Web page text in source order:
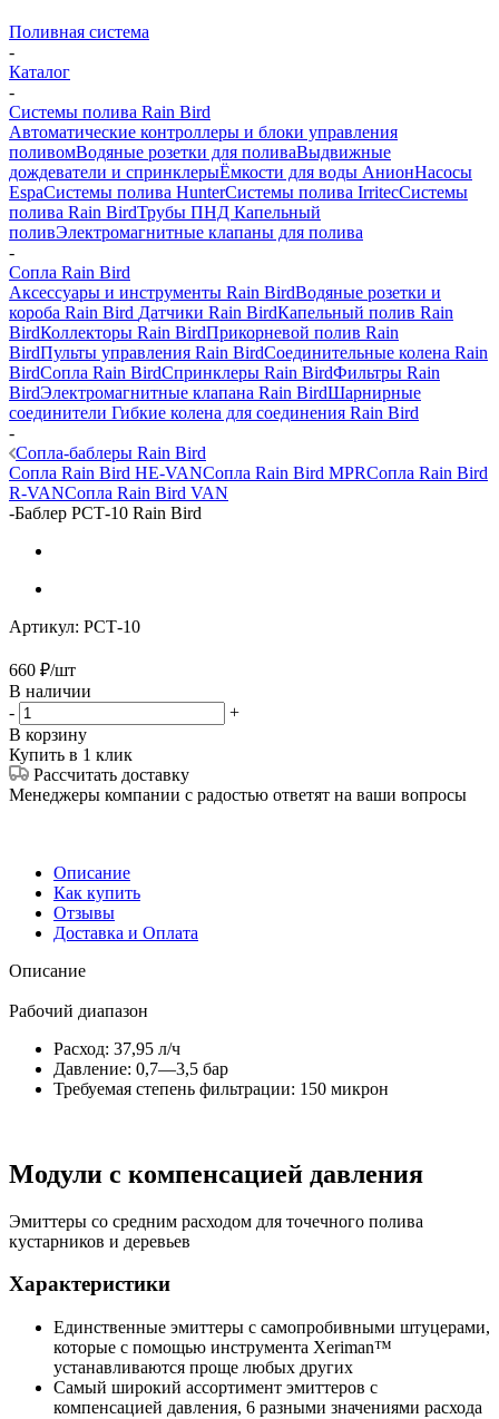
Поливная система
-
Каталог
-
Системы полива Rain Bird
Автоматические контроллеры и блоки управления
поливомВодяные розетки для поливаВыдвижные
дождеватели и спринклерыЁмкости для воды АнионНасосы
EspaСистемы полива HunterСистемы полива IrritecСистемы
полива Rain BirdТрубы ПНД Капельный
поливЭлектромагнитные клапаны для полива
-
Сопла Rain Bird
Аксессуары и инструменты Rain BirdВодяные розетки и
короба Rain Bird Датчики Rain BirdКапельный полив Rain
BirdКоллекторы Rain BirdПрикорневой полив Rain
BirdПульты управления Rain BirdСоединительные колена Rain
BirdСопла Rain BirdСпринклеры Rain BirdФильтры Rain
BirdЭлектромагнитные клапана Rain BirdШарнирные
соединители Гибкие колена для соединения Rain Bird
-
Сопла-баблеры Rain Bird
Сопла Rain Bird HE-VANСопла Rain Bird MPRСопла Rain Bird
R-VANСопла Rain Bird VAN
-Баблер РСТ-10 Rain Bird
Артикул: РСТ-10
660 ₽/шт
В наличии
-
+
В корзину
Купить в 1 клик
Рассчитать доставку
Менеджеры компании с радостью ответят на ваши вопросы
Описание
Как купить
Отзывы
Доставка и Оплата
Описание
Рабочий диапазон
Расход: 37,95 л/ч
Давление: 0,7—3,5 бар
Требуемая степень фильтрации: 150 микрон
Модули с компенсацией давления
Эмиттеры со средним расходом для точечного полива
кустарников и деревьев
Характеристики
Единственные эмиттеры с самопробивными штуцерами,
которые с помощью инструмента Xeriman™
устанавливаются проще любых других
Самый широкий ассортимент эмиттеров с
компенсацией давления, 6 разными значениями расхода